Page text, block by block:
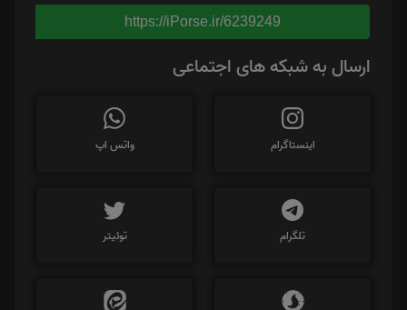
https://iPorse.ir/6239249
ارسال به شبکه های اجتماعی
اینستاگرام واتس اپ
تلگرام توئیتر